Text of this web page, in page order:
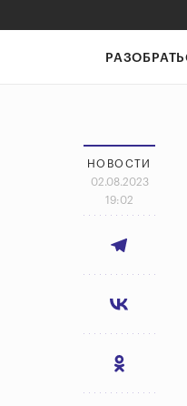
НОВОСТИ
02.08.2023
19:02